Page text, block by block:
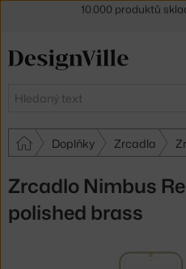
Hledat
Doplňky Zrcadla
Zrcadlo Nimbus
polished brass
30 dní na